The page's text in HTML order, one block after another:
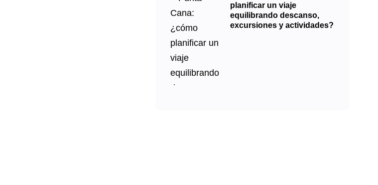
planificar un viaje
equilibrando descanso,
excursiones y actividades?